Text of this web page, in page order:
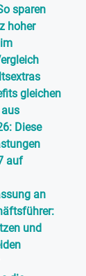
sparen
hoher
gleichen
Diese
auf
an
und